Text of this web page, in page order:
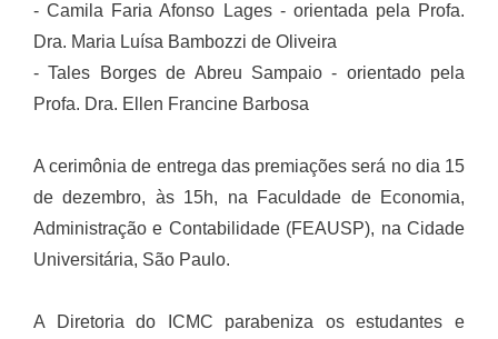
- Camila Faria Afonso Lages - orientada pela Profa.
Dra. Maria Luísa Bambozzi de Oliveira
- Tales Borges de Abreu Sampaio - orientado pela
Profa. Dra. Ellen Francine Barbosa
A cerimônia de entrega das premiações será no dia 15
de dezembro, às 15h, na Faculdade de Economia,
Administração e Contabilidade (FEAUSP), na Cidade
Universitária, São Paulo.
A Diretoria do ICMC parabeniza os estudantes e